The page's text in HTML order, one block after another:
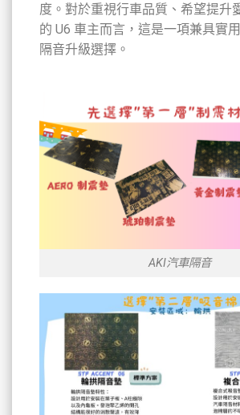
度。對於重視行車品質、希望提升
的 U6 車主而言，這是一項兼具實
隔音升級選擇。
AKI汽車隔音